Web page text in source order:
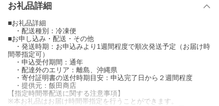
お礼品詳細
■お礼品詳細
・配送種別：冷凍便
■お申し込み・配送・その他
・発送時期：お申込みより1週間程度で順次発送予定（お届け時
間帯指定可）
・申込受付期間：通年
・配達外のエリア：離島、沖縄県
・寄付証明書の送付時期目安：申込完了日から２週間程度
・提供元：飯田商店
【指定時間帯配送に関する注意事項】
※本お礼品はお届け時間帯指定を行うことができます。